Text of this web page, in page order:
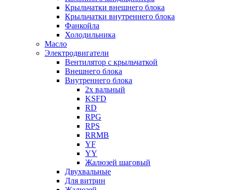
Крыльчатки внешнего блока
Крыльчатки внутреннего блока
Фанкойла
Холодильника
Масло
Электродвигатели
Вентилятор с крыльчаткой
Внешнего блока
Внутреннего блока
2х вальный
KSFD
RD
RPG
RPS
RRMB
YF
YY
Жалюзей шаговый
Двухвальные
Для витрин